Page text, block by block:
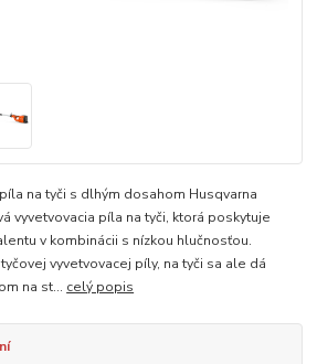
na tyči s dlhým dosahom Husqvarna
vyvetvovacia píla na tyči, ktorá poskytuje
v kombinácii s nízkou hlučnosťou.
vyvetvovacej píly, na tyči sa ale dá
na st... celý popis